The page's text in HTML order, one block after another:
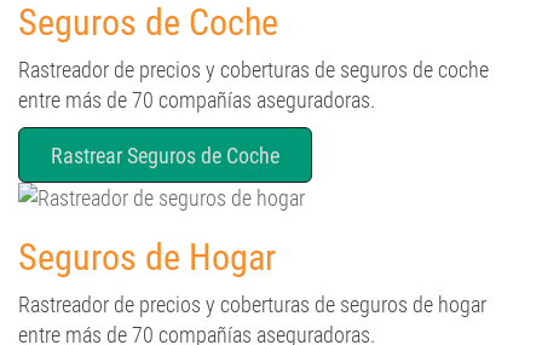
Seguros de Coche
Rastreador de precios y coberturas de seguros de coche
entre más de 70 compañías aseguradoras.
Rastrear Seguros de Coche
Seguros de Hogar
Rastreador de precios y coberturas de seguros de hogar
entre más de 70 compañías aseguradoras.